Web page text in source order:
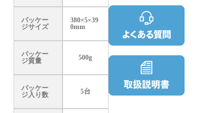
パッケー
ジサイズ
380×5×39
0mm
パッケー
ジ質量
500g
パッケー
ジ入り数
5台